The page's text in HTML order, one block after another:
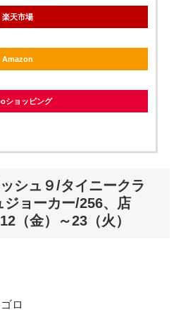
楽天市場
Amazon
ショッピング
シュ９/タイニークラ
ジョーカー/256、店
（金）～23（火）
ロ